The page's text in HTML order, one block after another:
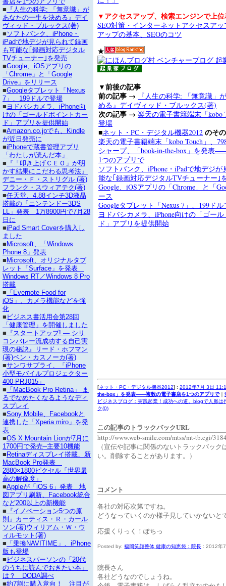
▼アクセスアップ、検索エンジンで上
SEO対策・インターネットアクセスア
アップの基本、SEOのコツ
★
▼前後の記事
前の記事 →
『人生の科学: 「無意識」
める』デイヴィッド・ブルックス(著)
次の記事 → 楽天の電子書籍端末「kobo
登場
■ネット・PC・デジタル機器2012 のそ
楽天の電子書籍端末「kobo Touch」、
シャープ、「book-in-the-box」を発表
1つのアプリで
ソフトバンク、iPhone・iPadで地デジ
能な｢録画対応デジタルTVチューナー｣
Google、iOSアプリの「Chrome」と「
ース
Googleタブレット「Nexus 7」、199ド
ヨドバシカメラ、iPhone向けの「ゴー
ド」アプリを提供開始
[ネット・PC・デジタル機器2012] : 2012年7月 3日
the-box」を発表――複数の電子書店を1つのアプリで｜
ビジネスブログ：実践起業！成功への道。blogで人脈は
ク(0)
この記事のトラックバックURL
http://www.web-smile.com/mtss/mt-tb.cgi/
（宣伝や記事に関係のないトラックバック
い。削除することがあります。）
コメント
各社の対応次第ですね。
どうなっていくのか様子見していかないと
応援くりっく！ぽちっ
Posted by: 福岡笑顔整体 健康の知恵袋：院長 : 2012年
院長さん
各社どうなのでしょうね。
■ 『人生の科学: 「無意識」が
あなたの一生を決める』デイ
ヴィッド・ブルックス(著)
■ ソフトバンク、iPhone・
iPadで地デジが見られて録画
も可能な｢録画対応デジタル
TVチューナー｣を発売
■Google、iOSアプリの
「Chrome」と「Google
Drive」をリリース
■Googleタブレット「Nexus
7」、199ドルで登場
■ ヨドバシカメラ、iPhone向
けの「ゴールドポイントカー
ド」アプリを提供開始
■Amazon.co.jpでも、Kindle
が近日発売に
■iPhoneで蔵書管理アプリ
「わたしが読んだ本」
■ 『「叩き上げＣＥＯ」が明
かす結果にこだわる思考法』
デニー・Ｆ・ストリグル (著)
フランク・スウィアテク(著)
■任天堂、4.88インチ3D液晶
搭載の「ニンテンドー3DS
LL」発表 1万8900円で7月28
日に
■iPad Smart Coverを購入し
ました
■ Microsoft、「Windows
Phone 8」発表
■ Microsoft、オリジナルタブ
レット「Surface」を発表
Windows RT／Windows 8 Pro
搭載
■ 「Evernote Food for
iOS」、カメラ機能などを強
化
■ ビジネス書活用会第28回
「健康管理」を開催しました
■ 『スタートアップ! ― シリ
コンバレー流成功する自己実
現の秘訣』リード・ホフマン
(著)ベン・カスノーカ(著)
■サンワサプライ、「iPhone
小型モバイルプロジェクター
400-PRJ015」
■ 「MacBook Pro Retina」 ま
るでなめたくなるようなディ
スプレイ
■Sony Mobile、Facebookと
連携した「Xperia miro」を発
表
■OS X Mountain Lionが7月に
1700円で発売--主要10機能
■ Retinaディスプレイ搭載、新
MacBook Pro発表
2880×1800ピクセル「世界最
高の解像度」
■Appleが「iOS 6」発表 地
図アプリ刷新、Facebook統合
など200以上の新機能
■ 『イノベーション5つの原
則』カーティス・Ｒ・カール
ソン(著)ウィリアム・Ｗ・ウ
ィルモット(著)
■ 「乗換NAVITIME」、iPhone
版も登場
■ ビジネスパーソンの「20代
のうちに読んでおきたい本」
は？ DODA調べ
■約7割に購入意向！ 注目が